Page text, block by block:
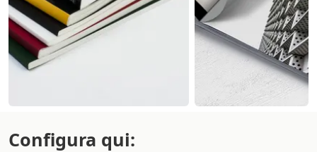
Configura qui: